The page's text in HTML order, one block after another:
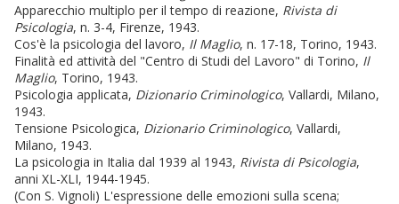
Apparecchio multiplo per il tempo di reazione, Rivista di
Psicologia, n. 3-4, Firenze, 1943.
Cos'è la psicologia del lavoro, Il Maglio, n. 17-18, Torino, 1943.
Finalità ed attività del "Centro di Studi del Lavoro" di Torino, Il
Maglio, Torino, 1943.
Psicologia applicata, Dizionario Criminologico, Vallardi, Milano,
1943.
Tensione Psicologica, Dizionario Criminologico, Vallardi,
Milano, 1943.
La psicologia in Italia dal 1939 al 1943, Rivista di Psicologia,
anni XL-XLI, 1944-1945.
(Con S. Vignoli) L'espressione delle emozioni sulla scena;